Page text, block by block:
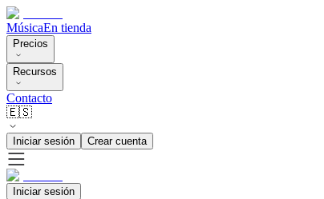
MúsicaEn tienda
Precios
Recursos
Contacto
🇪🇸
Iniciar sesión Crear cuenta
Iniciar sesión